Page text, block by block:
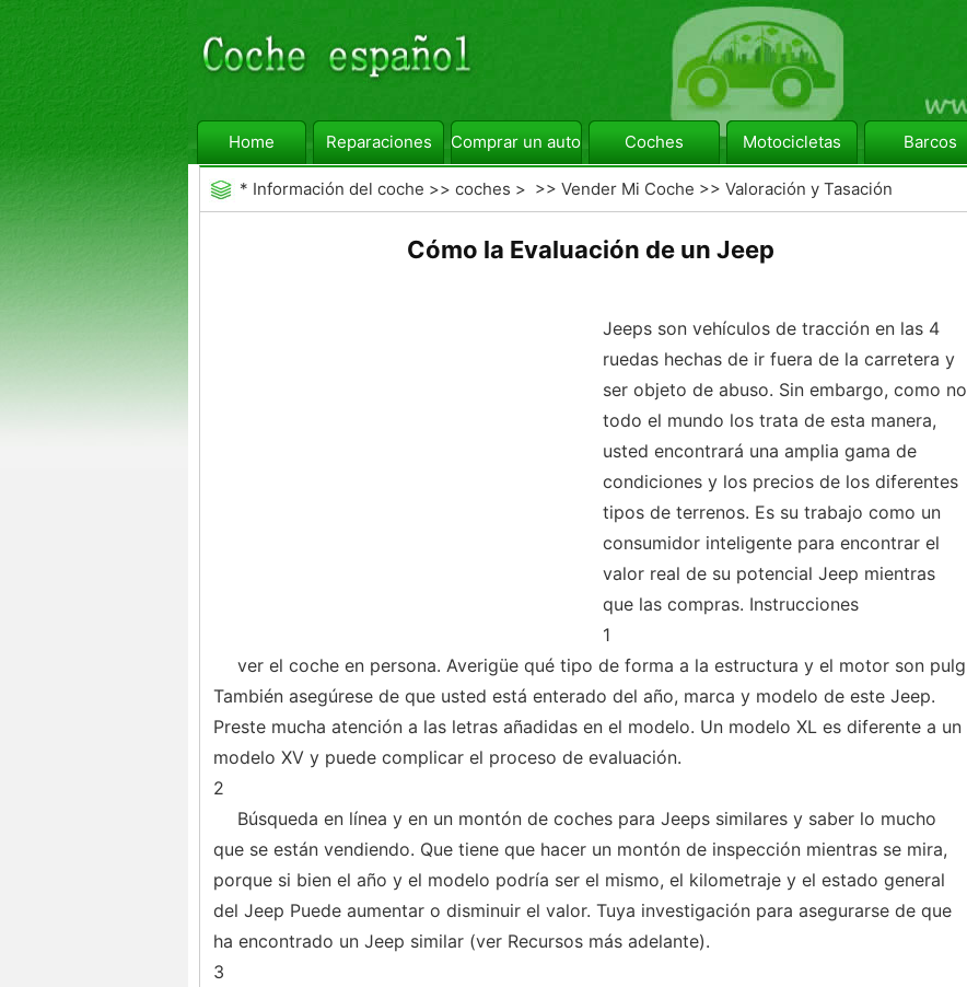
Home Reparaciones Comprar un automóvil Coches Motocicletas Barcos
* Información del coche >> coches > >> Vender Mi Coche >> Valoración y Tasación
Cómo la Evaluación de un Jeep
Jeeps son vehículos de tracción en las 4
ruedas hechas de ir fuera de la carretera y
ser objeto de abuso. Sin embargo, como no
todo el mundo los trata de esta manera,
usted encontrará una amplia gama de
condiciones y los precios de los diferentes
tipos de terrenos. Es su trabajo como un
consumidor inteligente para encontrar el
valor real de su potencial Jeep mientras
que las compras. Instrucciones
1
ver el coche en persona. Averigüe qué tipo de forma a la estructura y el motor son pulg
También asegúrese de que usted está enterado del año, marca y modelo de este Jeep.
Preste mucha atención a las letras añadidas en el modelo. Un modelo XL es diferente a un
modelo XV y puede complicar el proceso de evaluación.
2
Búsqueda en línea y en un montón de coches para Jeeps similares y saber lo mucho
que se están vendiendo. Que tiene que hacer un montón de inspección mientras se mira,
porque si bien el año y el modelo podría ser el mismo, el kilometraje y el estado general
del Jeep Puede aumentar o disminuir el valor. Tuya investigación para asegurarse de que
ha encontrado un Jeep similar (ver Recursos más adelante).
3